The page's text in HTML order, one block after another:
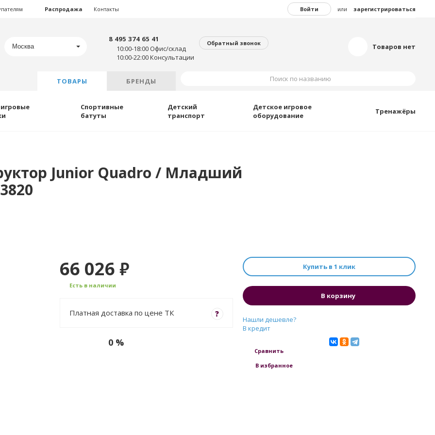
Войти или зарегистрироваться
Распродажа Контакты
Москва Товаров нет
8 495 374 65 41
10:00-18:00 Офис/склад
10:00-22:00 Консультации
Обратный звонок
ТОВАРЫ БРЕНДЫ Поиск по названию
Спортивные
батуты
Детский
транспорт
Детское игровое
оборудование
Тренажёры
Junior Quadro / Младший
66 026 ₽
Есть в наличии
?
Платная доставка по цене ТК
0 %
Купить в 1 клик
В корзину
Нашли дешевле?
В кредит
Сравнить
В избранное